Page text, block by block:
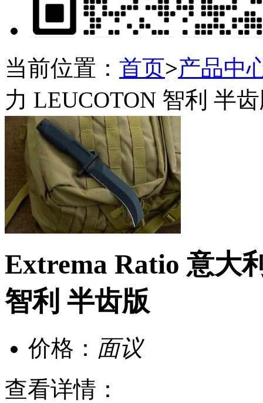
当前位置： 首页>产品中
力 LEUCOTON 智利 半
Extrema Ratio 意大
智利 半齿版
价格： 面议
查看详情：